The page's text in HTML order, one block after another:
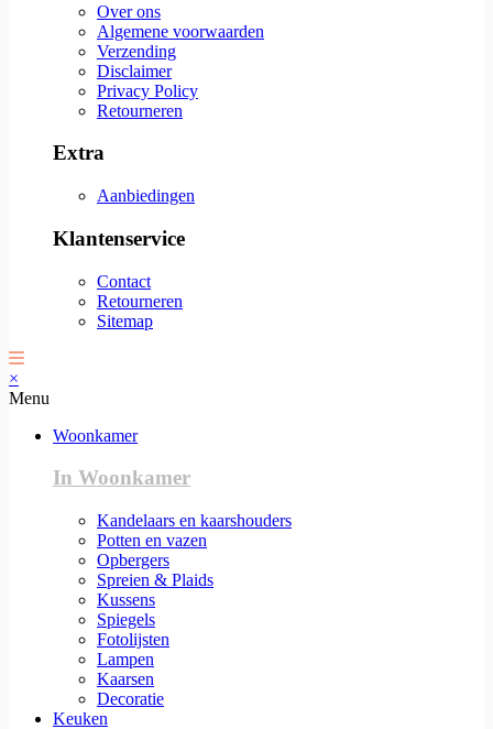
Over ons
Algemene voorwaarden
Verzending
Disclaimer
Privacy Policy
Retourneren
Extra
Aanbiedingen
Klantenservice
Contact
Retourneren
Sitemap
×
Menu
Woonkamer
In Woonkamer
Kandelaars en kaarshouders
Potten en vazen
Opbergers
Spreien & Plaids
Kussens
Spiegels
Fotolijsten
Lampen
Kaarsen
Decoratie
Keuken